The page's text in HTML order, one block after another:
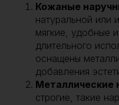
Кожаные
натуральной или
мягкие, удобные
длительного
оснащены
добавления
Металлические
строгие, такие